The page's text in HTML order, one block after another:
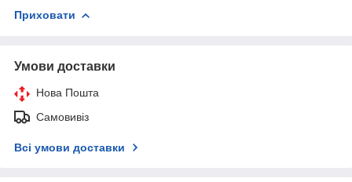
Приховати
Умови доставки
Нова Пошта
Самовивіз
Всі умови доставки